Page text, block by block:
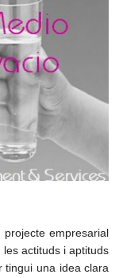
empresarial
actituds i aptituds
tingui una idea clara